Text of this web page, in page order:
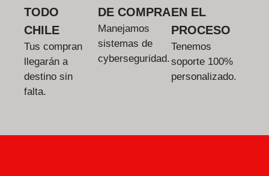
TODO
CHILE
Tus compran
llegarán a
destino sin
falta.
DE COMPRA
Manejamos
sistemas de
cyberseguridad.
EN EL
PROCESO
Tenemos
soporte 100%
personalizado.